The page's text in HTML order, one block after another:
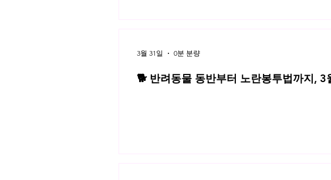
🐕 반려동물 동반부터 노란봉투법까지,
3월 31일 0분 분량